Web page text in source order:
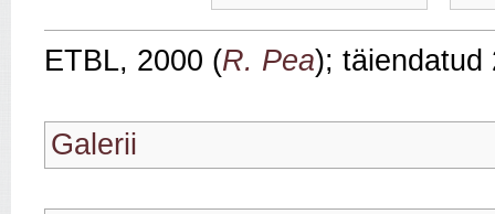
ETBL, 2000 (R. Pea); täiendatud
Galerii